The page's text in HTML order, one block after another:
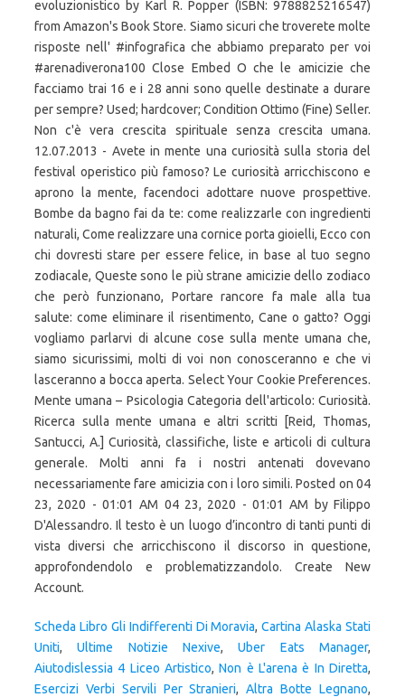
Scheda Libro Gli Indifferenti Di Moravia,Cartina Alaska Stati
Uniti,Ultime Notizie Nexive,Uber Eats Manager,
Aiutodislessia 4 Liceo Artistico,Non è L'arena è In Diretta,
Esercizi Verbi Servili Per Stranieri,Altra Botte Legnano,